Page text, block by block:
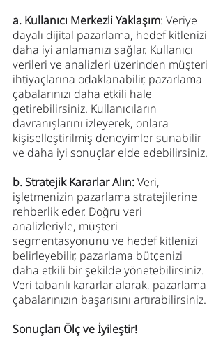
a. Kullanıcı Merkezli Yaklaşım: Veriye
dayalı dijital pazarlama, hedef kitlenizi
daha iyi anlamanızı sağlar. Kullanıcı
verileri ve analizleri üzerinden müşteri
ihtiyaçlarına odaklanabilir, pazarlama
çabalarınızı daha etkili hale
getirebilirsiniz. Kullanıcıların
davranışlarını izleyerek, onlara
kişiselleştirilmiş deneyimler sunabilir
ve daha iyi sonuçlar elde edebilirsiniz.
b. Stratejik Kararlar Alın: Veri,
işletmenizin pazarlama stratejilerine
rehberlik eder. Doğru veri
analizleriyle, müşteri
segmentasyonunu ve hedef kitlenizi
belirleyebilir, pazarlama bütçenizi
daha etkili bir şekilde yönetebilirsiniz.
Veri tabanlı kararlar alarak, pazarlama
çabalarınızın başarısını artırabilirsiniz.
Sonuçları Ölç ve İyileştir!